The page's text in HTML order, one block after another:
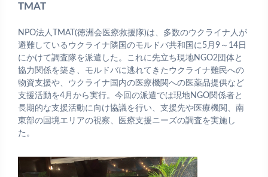
TMAT
NPO法人TMAT(徳洲会医療救援隊)は、多数のウクライナ人が
避難しているウクライナ隣国のモルドバ共和国に5月9～14日
にかけて調査隊を派遣した。これに先立ち現地NGO2団体と
協力関係を築き、モルドバに逃れてきたウクライナ難民への
物資支援や、ウクライナ国内の医療機関への医薬品提供など
支援活動を4月から実行。今回の派遣では現地NGO関係者と
長期的な支援活動に向け協議を行い、支援先や医療機関、南
東部の国境エリアの視察、医療支援ニーズの調査を実施し
た。